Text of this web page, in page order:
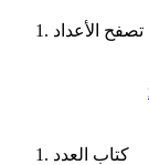
تصفح الأعداد
كتاب العدد